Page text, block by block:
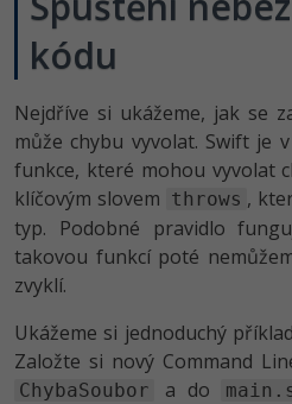
SEO -30%
UX
Business
Kryptoměny
Copywriting -30%
Adobe Lightroom
Adobe XD -15%
Adobe InDesign -25%
Adobe After Effects
Blender
Inkscape
Kariéra
kódu
Nejdříve si ukážeme, jak se
může chybu vyvolat. Swift je
funkce, které mohou vyvolat
klíčovým slovem throws ,
typ. Podobné pravidlo
takovou funkcí poté
zvyklí.
Ukážeme si jednoduchý
Založte si nový Command
ChybaSoubor a do